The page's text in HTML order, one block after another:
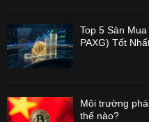
Top 5 Sàn
PAXG) Tốt
Môi trường
thế nào?